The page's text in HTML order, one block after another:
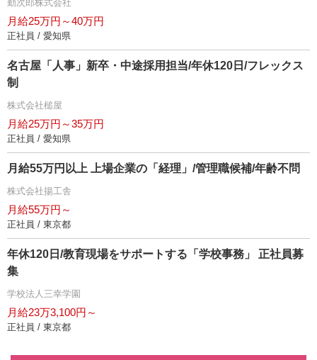
勤次郎株式会社
月給25万円～40万円
正社員 / 愛知県
名古屋「人事」新卒・中途採用担当/年休120日/フレックス
制
株式会社槌屋
月給25万円～35万円
正社員 / 愛知県
月給55万円以上 上場企業の「経理」/管理職候補/年齢不問
株式会社揚工舎
月給55万円～
正社員 / 東京都
年休120日/教育現場をサポートする「学校事務」 正社員募
集
学校法人三幸学園
月給23万3,100円～
正社員 / 東京都